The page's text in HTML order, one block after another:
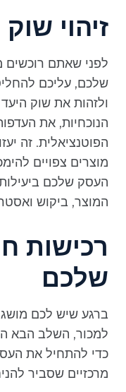
זיהוי
לפני שאתם רוכשים
שלכם, עליכם
ולזהות את שוק
הנוכחיות, את
הפוטנציאלית. זה
מוצרים צפויים
העסק שלכם ביעילות.
המוצר, ביקוש
רכישות
שלכם
ברגע שיש לכם מושג
למכור, השלב הבא
כדי להתחיל את
מרכזיים שסביר